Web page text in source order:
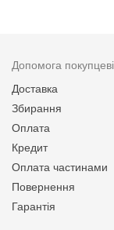
Допомога покупцеві
Доставка
Збирання
Оплата
Кредит
Оплата частинами
Повернення
Гарантія